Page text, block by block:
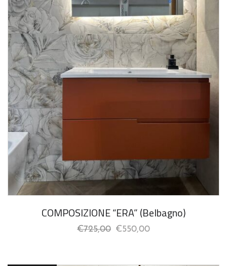
COMPOSIZIONE “ERA” (Belbagno)
€725,00 €550,00